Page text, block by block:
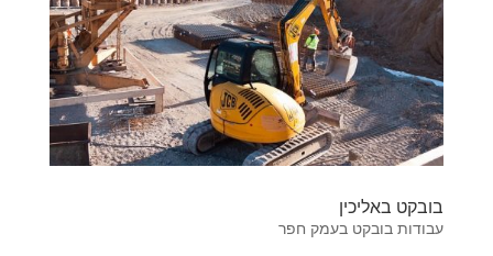
בובקט באליכין
עבודות בובקט בעמק חפר